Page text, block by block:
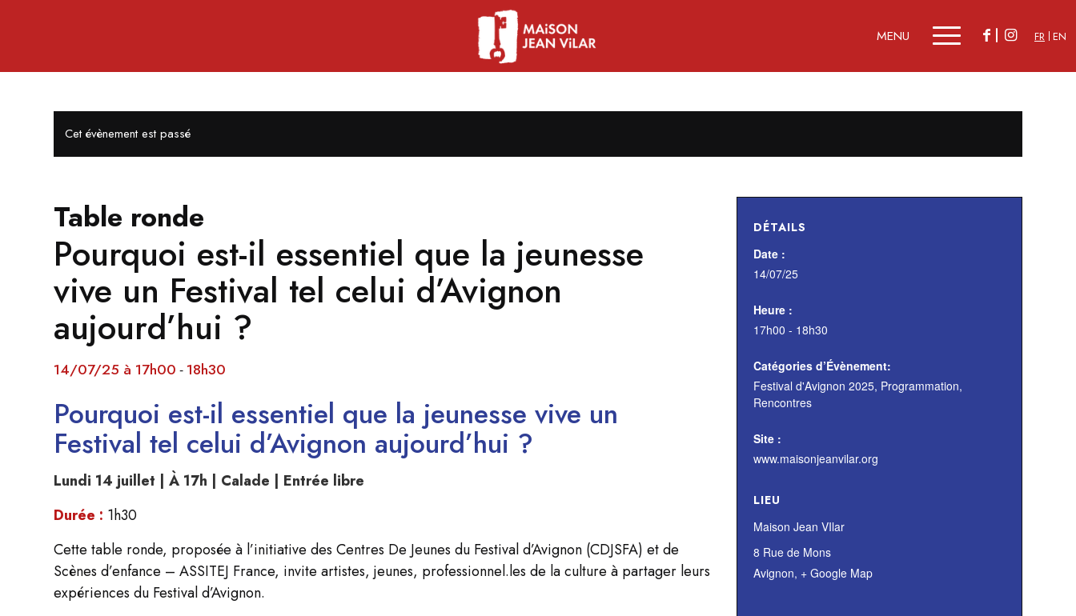
FR EN
Cet évènement est passé
Table ronde
Pourquoi est-il essentiel que la jeunesse
vive un Festival tel celui d’Avignon
aujourd’hui ?
14/07/25 à 17h00 - 18h30
Pourquoi est-il essentiel que la jeunesse vive un
Festival tel celui d’Avignon aujourd’hui ?
Lundi 14 juillet | À 17h | Calade | Entrée libre
Durée : 1h30
Cette table ronde, proposée à l’initiative des Centres De Jeunes du Festival d’Avignon (CDJSFA) et de
Scènes d’enfance – ASSITEJ France, invite artistes, jeunes, professionnel.les de la culture à partager leurs
expériences du Festival d’Avignon.
DÉTAILS
Date :
14/07/25
Heure :
17h00 - 18h30
Catégories d’Évènement:
Festival d'Avignon 2025, Programmation,
Rencontres
Site :
www.maisonjeanvilar.org
LIEU
Maison Jean VIlar
8 Rue de Mons
Avignon, + Google Map